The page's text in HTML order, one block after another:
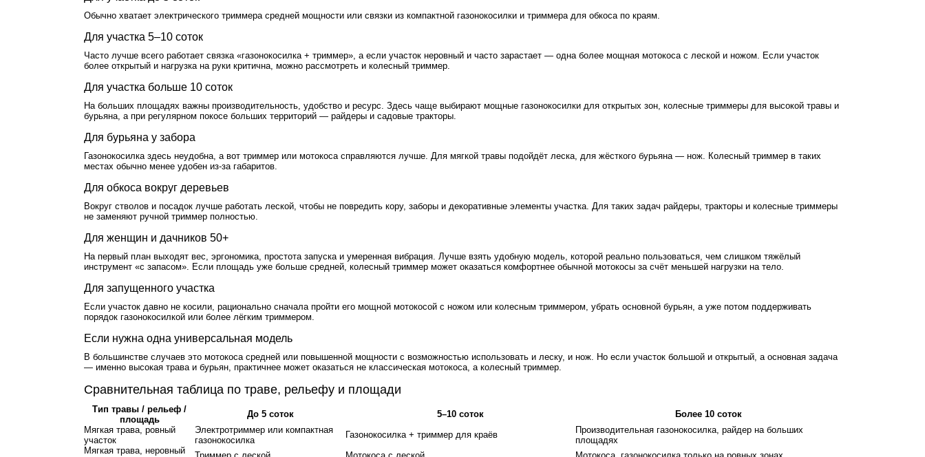
Обычно хватает электрического триммера средней мощности или связки из компактной газонокосилки и триммера для обкоса по краям.
Для участка 5–10 соток
Часто лучше всего работает связка «газонокосилка + триммер», а если участок неровный и часто зарастает — одна более мощная мотокоса с леской и ножом. Если участок
более открытый и нагрузка на руки критична, можно рассмотреть и колесный триммер.
Для участка больше 10 соток
На больших площадях важны производительность, удобство и ресурс. Здесь чаще выбирают мощные газонокосилки для открытых зон, колесные триммеры для высокой травы и
бурьяна, а при регулярном покосе больших территорий — райдеры и садовые тракторы.
Для бурьяна у забора
Газонокосилка здесь неудобна, а вот триммер или мотокоса справляются лучше. Для мягкой травы подойдёт леска, для жёсткого бурьяна — нож. Колесный триммер в таких
местах обычно менее удобен из-за габаритов.
Для обкоса вокруг деревьев
Вокруг стволов и посадок лучше работать леской, чтобы не повредить кору, заборы и декоративные элементы участка. Для таких задач райдеры, тракторы и колесные триммеры
не заменяют ручной триммер полностью.
Для женщин и дачников 50+
На первый план выходят вес, эргономика, простота запуска и умеренная вибрация. Лучше взять удобную модель, которой реально пользоваться, чем слишком тяжёлый
инструмент «с запасом». Если площадь уже больше средней, колесный триммер может оказаться комфортнее обычной мотокосы за счёт меньшей нагрузки на тело.
Для запущенного участка
Если участок давно не косили, рационально сначала пройти его мощной мотокосой с ножом или колесным триммером, убрать основной бурьян, а уже потом поддерживать
порядок газонокосилкой или более лёгким триммером.
Если нужна одна универсальная модель
В большинстве случаев это мотокоса средней или повышенной мощности с возможностью использовать и леску, и нож. Но если участок большой и открытый, а основная задача
— именно высокая трава и бурьян, практичнее может оказаться не классическая мотокоса, а колесный триммер.
Сравнительная таблица по траве, рельефу и площади
Тип травы / рельеф /
площадь
До 5 соток 5–10 соток
Более 10 соток
Мягкая трава, ровный
участок
Электротриммер или компактная
газонокосилка
Газонокосилка + триммер для краёв
Производительная газонокосилка, райдер на больших
площадях
Мягкая трава, неровный